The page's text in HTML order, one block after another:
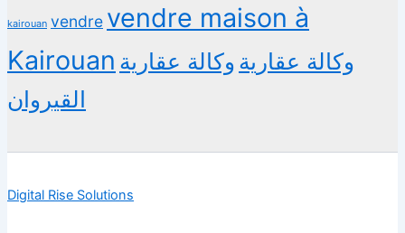
kairouan vendre vendre maison à
Kairouan
وكالة عقارية وكالة عقارية
القيروان
Digital Rise Solutions